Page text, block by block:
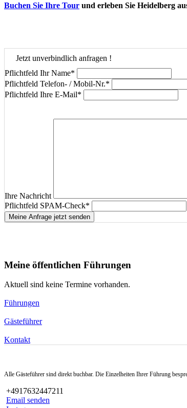
Buchen Sie Ihre Tour und erleben Sie Heidelberg
Jetzt unverbindlich anfragen !
Pflichtfeld Ihr Name*
Pflichtfeld Telefon- / Mobil-Nr.*
Pflichtfeld Ihre E-Mail*
Ihre Nachricht
Pflichtfeld SPAM-Check*
Meine Anfrage jetzt senden
Meine öffentlichen Führungen
Aktuell sind keine Termine vorhanden.
Führungen
Gästeführer
Kontakt
Alle Gästeführer sind direkt buchbar. Die Einzelheiten Ihrer Führung
+4917632447211
Email senden